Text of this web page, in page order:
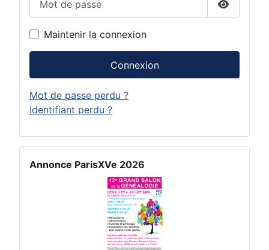
Afficher
Maintenir la connexion
Connexion
Mot de passe perdu ?
Identifiant perdu ?
Annonce ParisXVe 2026